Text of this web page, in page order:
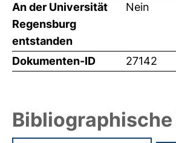
An der Universität
Regensburg
entstanden
Nein
Dokumenten-ID 27142